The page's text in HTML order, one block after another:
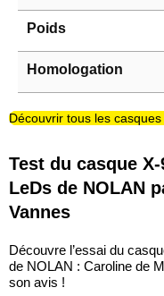
Poids
Homologation
Découvrir tous les casques
Test du casque X-
LeDs de NOLAN
Vannes
Découvre l’essai du
de NOLAN : Caroline de
son avis !